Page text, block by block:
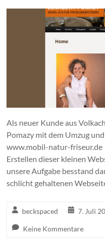
Als neuer Kunde aus
Pomazy mit dem Umzug
www.mobil-natur-
Erstellen dieser kleinen
unsere Aufgabe besstand
schlicht gehaltenen
beckspaced 7. Juli
Keine Kommentare